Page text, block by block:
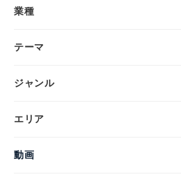
業種
テーマ
ジャンル
エリア
動画